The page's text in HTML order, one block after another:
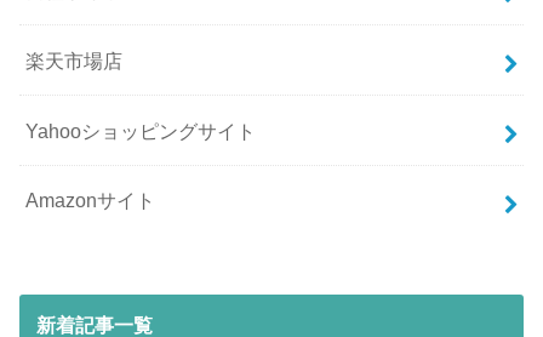
楽天市場店
Yahooショッピングサイト
Amazonサイト
新着記事一覧